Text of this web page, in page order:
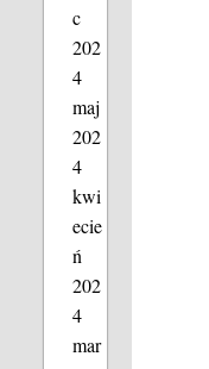
c
202
4
maj
202
4
kwi
ecie
ń
202
4
mar